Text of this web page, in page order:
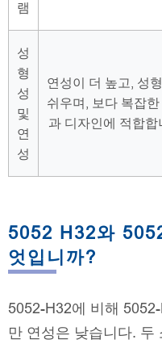
램
성
형
성
및
연
성
연성이 더 높고, 성형
쉬우며, 보다 복잡
과 디자인에 적합합
5052 H32와
엇입니까?
5052-H32에 비해
만 연성은 낮습니다. 두